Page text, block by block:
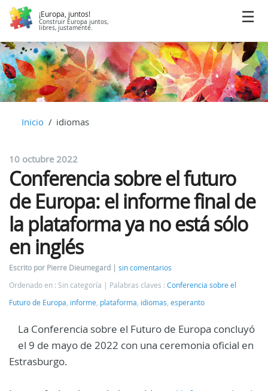
¡Europa, juntos!
Construir Europa juntos,
libres, justamente.
Inicio idiomas
10 octubre 2022
Conferencia sobre el futuro
de Europa: el informe final de
la plataforma ya no está sólo
en inglés
Escrito por Pierre Dieumegard
sin comentarios
Ordenado en : Sin categoría
Palabras claves : Conferencia sobre el
Futuro de Europa informe plataforma idiomas esperanto
La Conferencia sobre el Futuro de Europa concluyó
el 9 de mayo de 2022 con una ceremonia oficial en
Estrasburgo.